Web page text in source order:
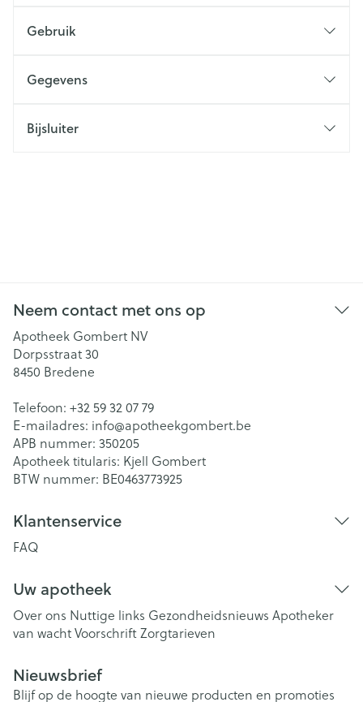
Gebruik
Gegevens
Bijsluiter
Neem contact met ons op
Apotheek Gombert NV
Dorpsstraat 30
8450 Bredene
Telefoon: +32 59 32 07 79
E-mailadres: info@apotheekgombert.be
APB nummer: 350205
Apotheek titularis: Kjell Gombert
BTW nummer: BE0463773925
Klantenservice
FAQ
Uw apotheek
Over ons Nuttige links Gezondheidsnieuws Apotheker
van wachtVoorschriftZorgtarieven
Nieuwsbrief
Blijf op de hoogte van nieuwe producten en promoties